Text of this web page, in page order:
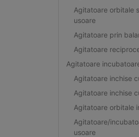
Agitatoare orbitale
usoare
Agitatoare prin
Agitatoare
Agitatoare
Agitatoare inchise
Agitatoare inchise
Agitatoare orbitale
Agitatoare/
usoare